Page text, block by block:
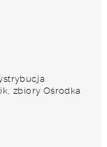
zbiory Ośrodka